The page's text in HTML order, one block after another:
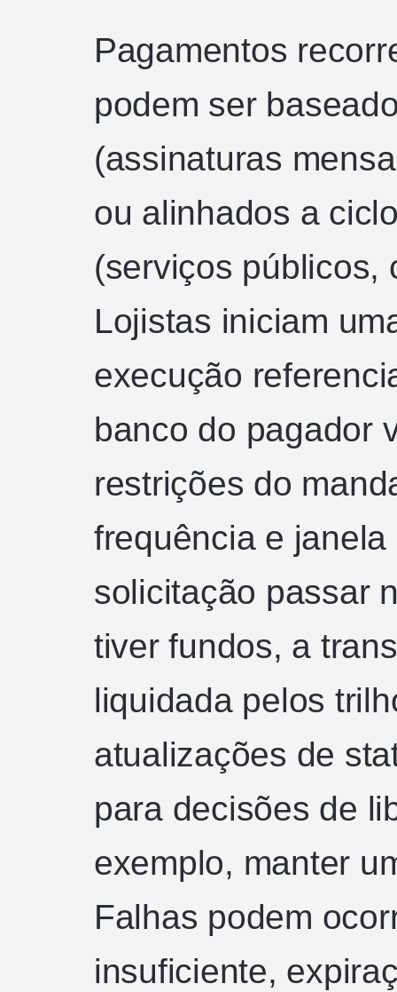
Pagamentos
podem ser
(assinaturas
ou alinhados a
(serviços públicos,
Lojistas iniciam
execução
banco do pagador
restrições do
frequência e
solicitação passar
tiver fundos, a
liquidada pelos
atualizações de
para decisões de
exemplo, manter
Falhas podem
insuficiente,